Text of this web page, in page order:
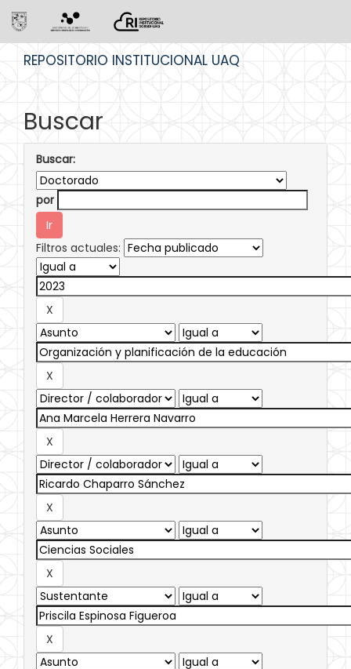
REPOSITORIO INSTITUCIONAL UAQ
Buscar
Buscar:
por
Filtros actuales: